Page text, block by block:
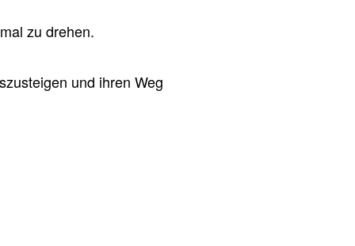
zu drehen.
und ihren Weg